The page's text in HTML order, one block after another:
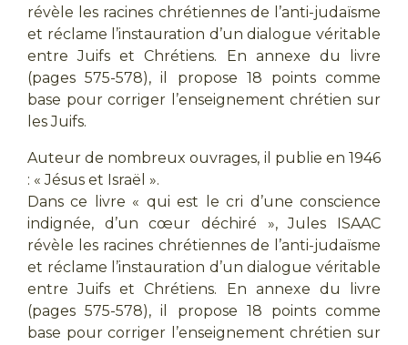
révèle les racines chrétiennes de l’anti-judaïsme
et réclame l’instauration d’un dialogue véritable
entre Juifs et Chrétiens. En annexe du livre
(pages 575-578), il propose 18 points comme
base pour corriger l’enseignement chrétien sur
les Juifs.
Auteur de nombreux ouvrages, il publie en 1946
: « Jésus et Israël ».
Dans ce livre « qui est le cri d’une conscience
indignée, d’un cœur déchiré », Jules ISAAC
révèle les racines chrétiennes de l’anti-judaïsme
et réclame l’instauration d’un dialogue véritable
entre Juifs et Chrétiens. En annexe du livre
(pages 575-578), il propose 18 points comme
base pour corriger l’enseignement chrétien sur